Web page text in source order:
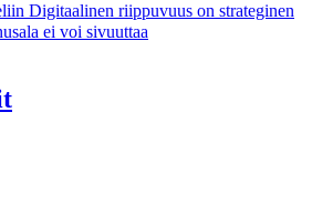
Digitaalinen riippuvuus on strateginen
ei voi sivuuttaa